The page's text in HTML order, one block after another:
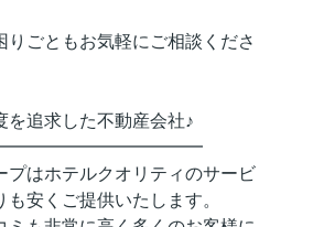
りごともお気軽にご相談くださ
追求した不動産会社♪
プはホテルクオリティのサービ
も安くご提供いたします。